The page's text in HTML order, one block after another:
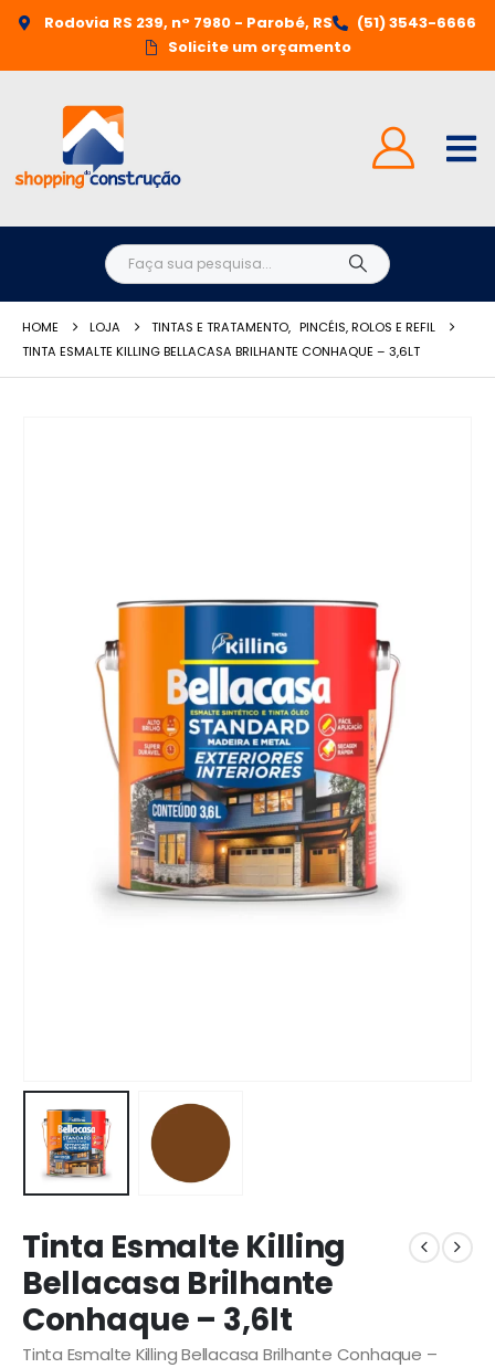
Rodovia RS 239, n° 7980 - Parobé, RS
(51) 3543-6666
Solicite um orçamento
HOME LOJA TINTAS E TRATAMENTO, PINCÉIS, ROLOS E REFIL
TINTA ESMALTE KILLING BELLACASA BRILHANTE CONHAQUE – 3,6LT
Tinta Esmalte Killing
Bellacasa Brilhante
Conhaque – 3,6lt
Tinta Esmalte Killing Bellacasa Brilhante Conhaque –